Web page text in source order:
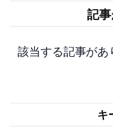
記
該当する記事があ
キ